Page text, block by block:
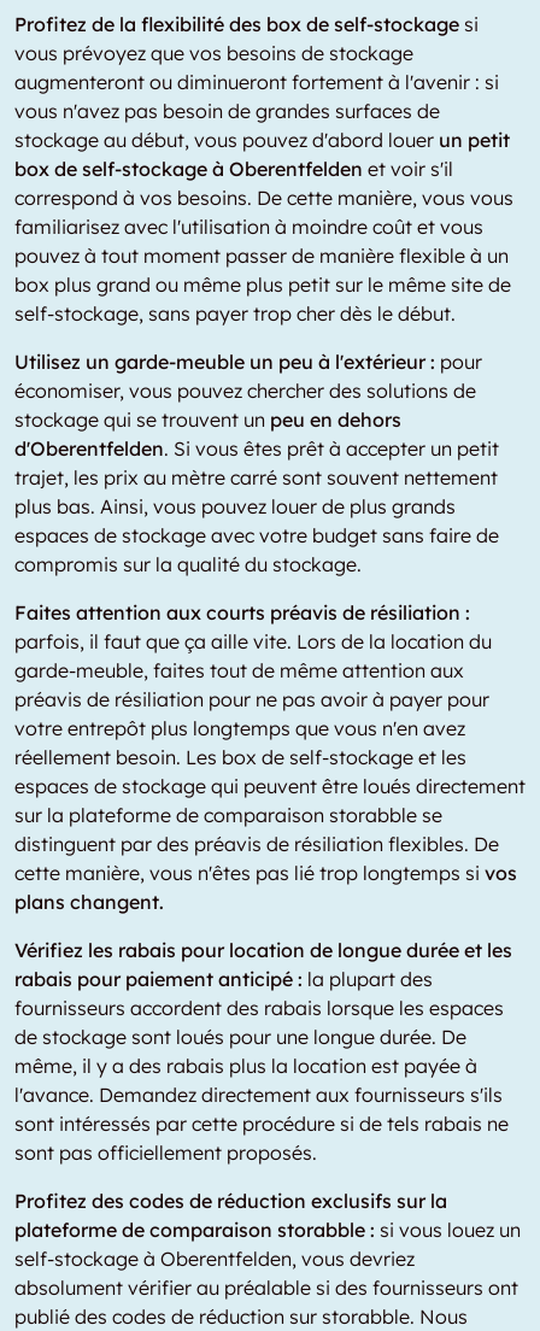
Profitez de la flexibilité des box de self-stockage si
vous prévoyez que vos besoins de stockage
augmenteront ou diminueront fortement à l'avenir : si
vous n'avez pas besoin de grandes surfaces de
stockage au début, vous pouvez d'abord louer un petit
box de self-stockage à Oberentfelden et voir s'il
correspond à vos besoins. De cette manière, vous vous
familiarisez avec l'utilisation à moindre coût et vous
pouvez à tout moment passer de manière flexible à un
box plus grand ou même plus petit sur le même site de
self-stockage, sans payer trop cher dès le début.
Utilisez un garde-meuble un peu à l'extérieur : pour
économiser, vous pouvez chercher des solutions de
stockage qui se trouvent un peu en dehors
d'Oberentfelden. Si vous êtes prêt à accepter un petit
trajet, les prix au mètre carré sont souvent nettement
plus bas. Ainsi, vous pouvez louer de plus grands
espaces de stockage avec votre budget sans faire de
compromis sur la qualité du stockage.
Faites attention aux courts préavis de résiliation :
parfois, il faut que ça aille vite. Lors de la location du
garde-meuble, faites tout de même attention aux
préavis de résiliation pour ne pas avoir à payer pour
votre entrepôt plus longtemps que vous n'en avez
réellement besoin. Les box de self-stockage et les
espaces de stockage qui peuvent être loués directement
sur la plateforme de comparaison storabble se
distinguent par des préavis de résiliation flexibles. De
cette manière, vous n'êtes pas lié trop longtemps si vos
plans changent.
Vérifiez les rabais pour location de longue durée et les
rabais pour paiement anticipé : la plupart des
fournisseurs accordent des rabais lorsque les espaces
de stockage sont loués pour une longue durée. De
même, il y a des rabais plus la location est payée à
l'avance. Demandez directement aux fournisseurs s'ils
sont intéressés par cette procédure si de tels rabais ne
sont pas officiellement proposés.
Profitez des codes de réduction exclusifs sur la
plateforme de comparaison storabble : si vous louez un
self-stockage à Oberentfelden, vous devriez
absolument vérifier au préalable si des fournisseurs ont
publié des codes de réduction sur storabble. Nous